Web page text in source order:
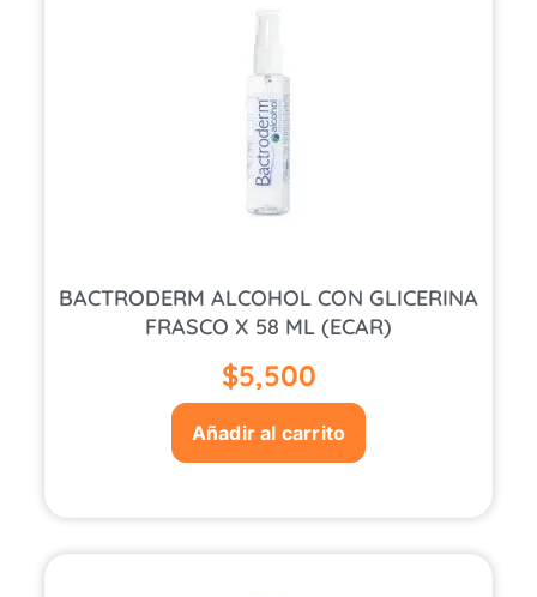
BACTRODERM ALCOHOL CON GLICERINA
FRASCO X 58 ML (ECAR)
$5,500
Añadir al carrito